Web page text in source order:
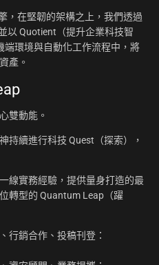
，在堅韌的架構之上，我們透過
以 Quotient（提升企業科技智
端環境與自動化工作流程中，將
產。
雙動能。
持續進行科技 Quest（探索），
線實務經驗，提供量身打造的最
轉型的 Quantum Leap（躍
行銷合作、投稿刊登：